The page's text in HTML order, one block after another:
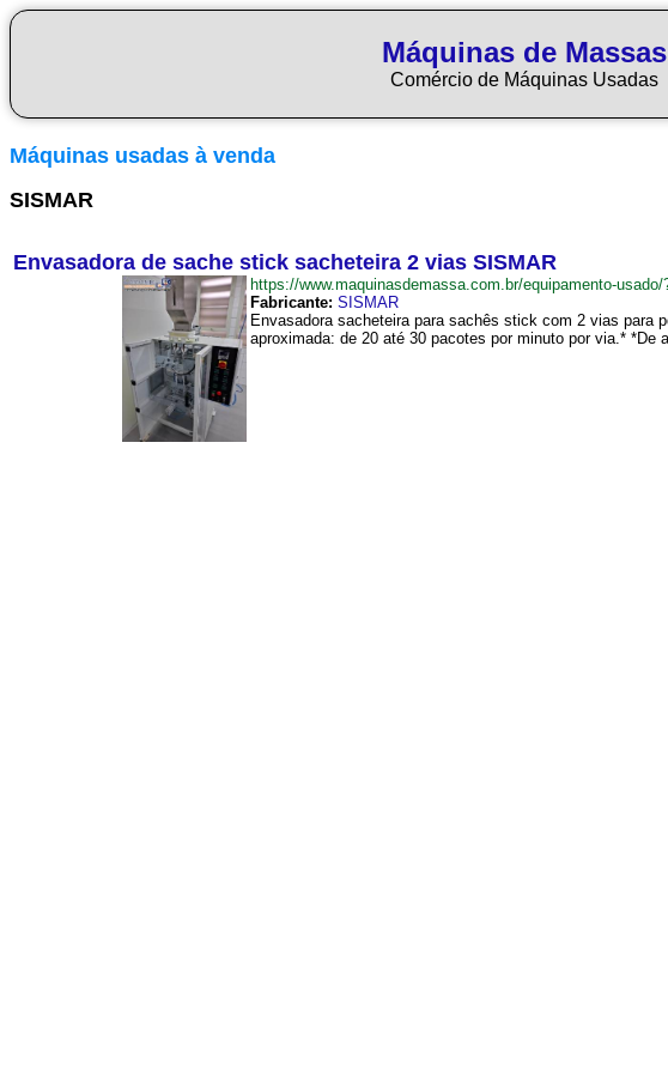
Máquinas de Massas
Comércio de Máquinas Usadas
Máquinas usadas à venda
SISMAR
Envasadora de sache stick sacheteira 2 vias SISMAR
https://www.maquinasdemassa.com.br/equipamento-
Fabricante: SISMAR
Envasadora sacheteira para sachês stick com 2 vias para
aproximada: de 20 até 30 pacotes por minuto por via.* *De